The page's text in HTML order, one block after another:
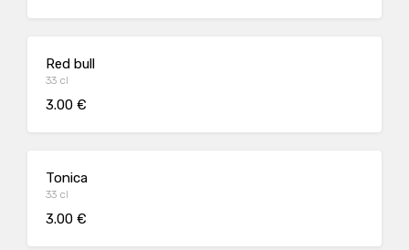
Red bull
33 cl
3.00 €
Tonica
33 cl
3.00 €